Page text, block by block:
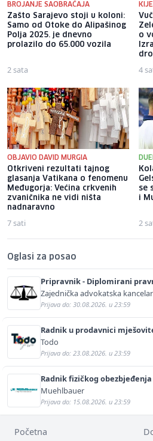
BROJANJE SAOBRAĆAJA
Zašto Sarajevo stoji u koloni:
Samo od Otoke do Alipašinog
Polja 2025. je dnevno
prolazilo do 65.000 vozila
2 sata
o
4
OBJAVIO DAVID MURGIA
Otkriveni rezultati tajnog
glasanja Vatikana o fenomenu
Međugorja: Većina crkvenih
zvaničnika ne vidi ništa
nadnaravno
7 sati
se
i
2
Oglasi za posao
Pripravnik - Diplomirani
Zajednička advokatska
Kurtović
Prijava do: 30.08.2026. u 23:59
Radnik u prodavnici
Todo
Prijava do: 23.08.2026. u 23:59
Radnik fizičkog
Muehlbauer
Prijava do: 15.08.2026. u 23:59
Početna